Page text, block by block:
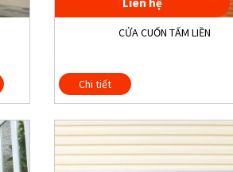
CỬA CUỐN TẤM LIỀN
Chi tiết